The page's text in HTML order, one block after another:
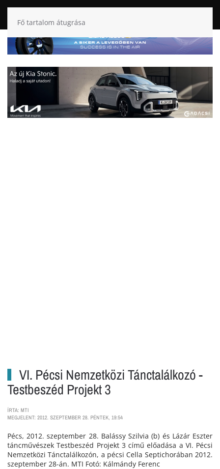
Fő tartalom átugrása
VI. Pécsi Nemzetközi Tánctalálkozó -
Testbeszéd Projekt 3
ÍRTA: MTI
MEGJELENT: 2012. SZEPTEMBER 28. PÉNTEK, 19:54
Pécs, 2012. szeptember 28. Balássy Szilvia (b) és Lázár Eszter
táncművészek Testbeszéd Projekt 3 című előadása a VI. Pécsi
Nemzetközi Tánctalálkozón, a pécsi Cella Septichorában 2012.
szeptember 28-án. MTI Fotó: Kálmándy Ferenc